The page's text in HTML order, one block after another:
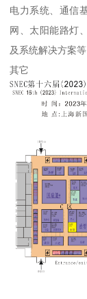
电力系统、通信
网、太阳能路灯
及系统解决方案等
其它